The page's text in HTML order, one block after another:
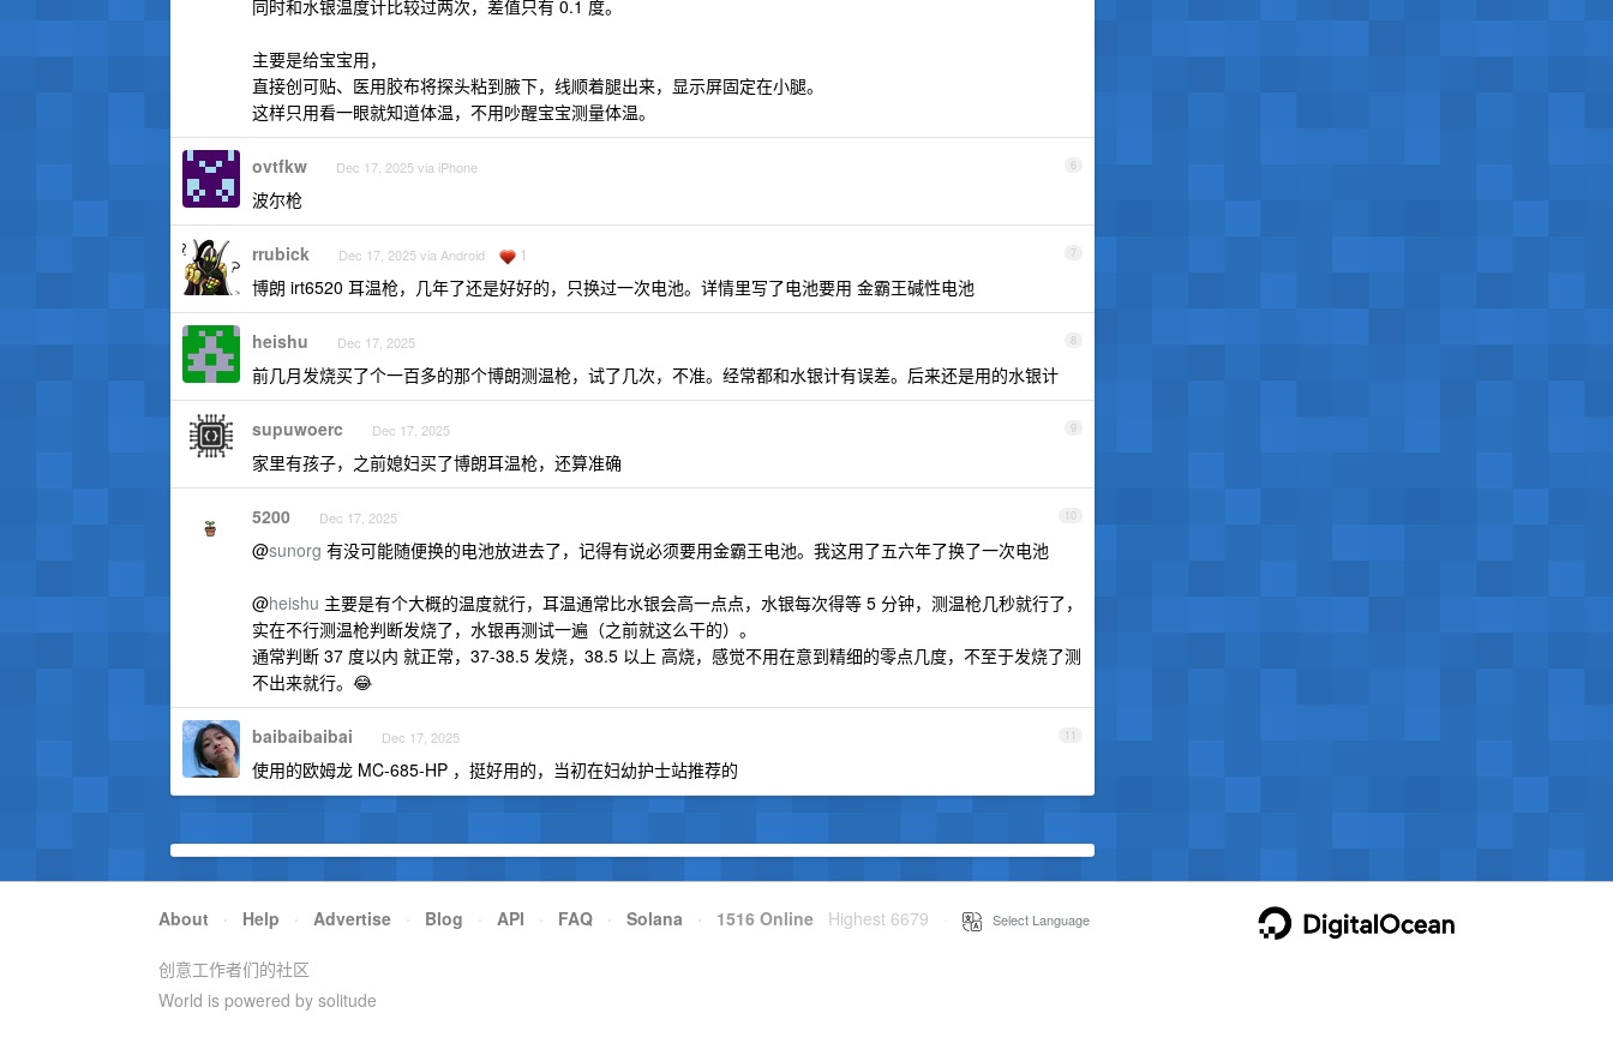
同时和水银温度计比较过两次，差值只有 0.1 度。
主要是给宝宝用，
直接创可贴、医用胶布将探头粘到腋下，线顺着腿出来，显示屏固定在小腿。
这样只用看一眼就知道体温，不用吵醒宝宝测量体温。
6
ovtfkw Dec 17, 2025 via iPhone
波尔枪
7
rrubick Dec 17, 2025 via Android 1
博朗 irt6520 耳温枪，几年了还是好好的，只换过一次电池。详情里写了电池要用 金霸王碱性电池
8
heishu Dec 17, 2025
前几月发烧买了个一百多的那个博朗测温枪，试了几次，不准。经常都和水银计有误差。后来还是用的水银计
9
supuwoerc Dec 17, 2025
家里有孩子，之前媳妇买了博朗耳温枪，还算准确
10
5200 Dec 17, 2025
@sunorg 有没可能随便换的电池放进去了，记得有说必须要用金霸王电池。我这用了五六年了换了一次电池
@heishu 主要是有个大概的温度就行，耳温通常比水银会高一点点，水银每次得等 5 分钟，测温枪几秒就行了，
实在不行测温枪判断发烧了，水银再测试一遍（之前就这么干的）。
通常判断 37 度以内 就正常，37-38.5 发烧，38.5 以上 高烧，感觉不用在意到精细的零点几度，不至于发烧了测
不出来就行。😂
11
baibaibaibai Dec 17, 2025
使用的欧姆龙 MC-685-HP ，挺好用的，当初在妇幼护士站推荐的
About · Help · Advertise · Blog · API · FAQ · Solana · 1516 Online Highest 6679 Select Language
创意工作者们的社区
World is powered by solitude